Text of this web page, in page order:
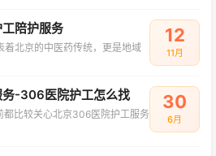
陪护服务
北京的中医药传统，更是地域
12
11月
-306医院护工怎么找
比较关心北京306医院护工服务
30
6月